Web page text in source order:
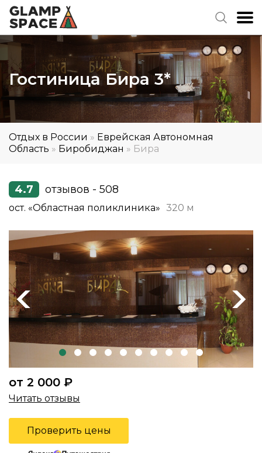
Гостиница Бира 3*
Отдых в России » Еврейская Автономная
Область » Биробиджан » Бира
4.7 отзывов - 508
ост. «Областная поликлиника» 320 м
Previous Next
от 2 000 ₽
Читать отзывы
Проверить цены